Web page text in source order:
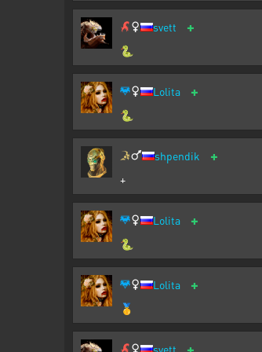
svett +
🐍
Lolita +
🐍
shpendik +
+
Lolita +
🐍
Lolita +
🥇
svett